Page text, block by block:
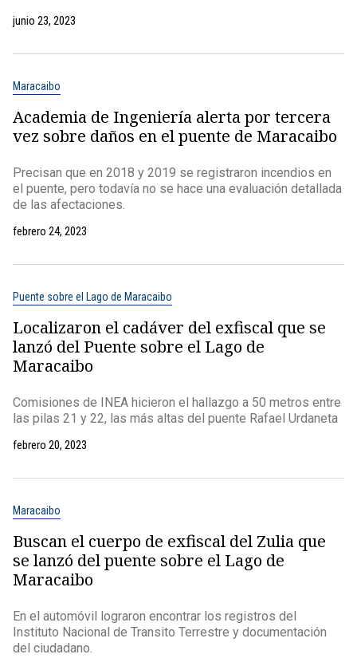
junio 23, 2023
Maracaibo
Academia de Ingeniería alerta por tercera
vez sobre daños en el puente de Maracaibo
Precisan que en 2018 y 2019 se registraron incendios en
el puente, pero todavía no se hace una evaluación detallada
de las afectaciones.
febrero 24, 2023
Puente sobre el Lago de Maracaibo
Localizaron el cadáver del exfiscal que se
lanzó del Puente sobre el Lago de
Maracaibo
Comisiones de INEA hicieron el hallazgo a 50 metros entre
las pilas 21 y 22, las más altas del puente Rafael Urdaneta
febrero 20, 2023
Maracaibo
Buscan el cuerpo de exfiscal del Zulia que
se lanzó del puente sobre el Lago de
Maracaibo
En el automóvil lograron encontrar los registros del
Instituto Nacional de Transito Terrestre y documentación
del ciudadano.